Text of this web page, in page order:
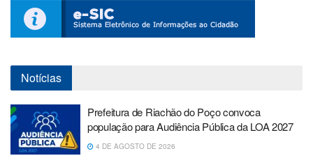
Notícias
Prefeitura de Riachão do Poço convoca
população para Audiência Pública da LOA 2027
4 DE AGOSTO DE 2026